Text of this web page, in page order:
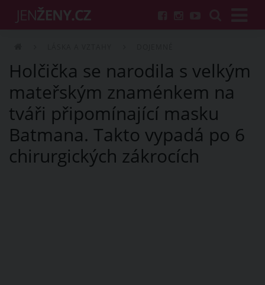
Holčička se narodila s velkým
mateřským znaménkem na
tváři připomínající masku
Batmana. Takto vypadá po 6
chirurgických zákrocích